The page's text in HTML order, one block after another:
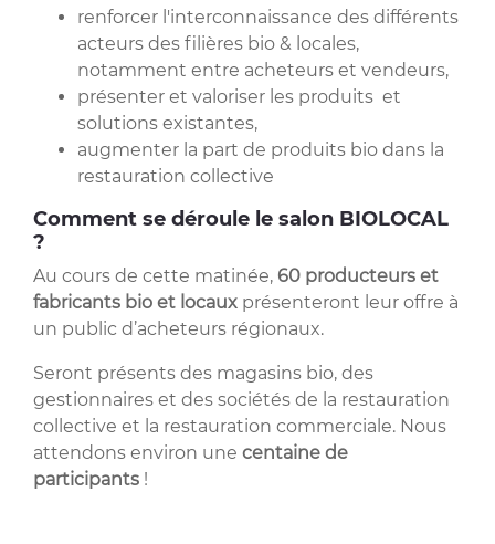
renforcer l'interconnaissance des différents
acteurs des filières bio & locales,
notamment entre acheteurs et vendeurs,
présenter et valoriser les produits et
solutions existantes,
augmenter la part de produits bio dans la
restauration collective
Comment se déroule le salon BIOLOCAL
?
Au cours de cette matinée, 60 producteurs et
fabricants bio et locaux présenteront leur offre à
un public d’acheteurs régionaux.
Seront présents des magasins bio, des
gestionnaires et des sociétés de la restauration
collective et la restauration commerciale. Nous
attendons environ une centaine de
participants !